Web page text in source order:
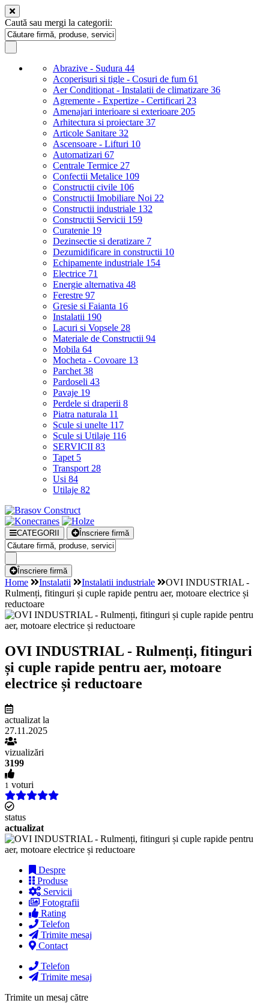
Caută sau mergi la categorii:
Abrazive - Sudura 44
Acoperisuri si tigle - Cosuri de fum 61
Aer Conditionat - Instalatii de climatizare 36
Agremente - Expertize - Certificari 23
Amenajari interioare si exterioare 205
Arhitectura si proiectare 37
Articole Sanitare 32
Ascensoare - Lifturi 10
Automatizari 67
Centrale Termice 27
Confectii Metalice 109
Constructii civile 106
Constructii Imobiliare Noi 22
Constructii industriale 132
Constructii Servicii 159
Curatenie 19
Dezinsectie si deratizare 7
Dezumidificare in constructii 10
Echipamente industriale 154
Electrice 71
Energie alternativa 48
Ferestre 97
Gresie si Faianta 16
Instalatii 190
Lacuri si Vopsele 28
Materiale de Constructii 94
Mobila 64
Mocheta - Covoare 13
Parchet 38
Pardoseli 43
Pavaje 19
Perdele si draperii 8
Piatra naturala 11
Scule si unelte 117
Scule si Utilaje 116
SERVICII 83
Tapet 5
Transport 28
Usi 84
Utilaje 82
CATEGORII Înscriere firmă
Înscriere firmă
Home Instalatii Instalatii industriale
OVI INDUSTRIAL -
Rulmenți, fitinguri și cuple rapide pentru aer, motoare electrice și
reductoare
OVI INDUSTRIAL - Rulmenți, fitinguri
și cuple rapide pentru aer, motoare
electrice și reductoare
actualizat la
27.11.2025
vizualizări
3199
1 voturi
status
actualizat
Despre
Produse
Servicii
Fotografii
Rating
Telefon
Trimite mesaj
Contact
Telefon
Trimite mesaj
Trimite un mesaj către